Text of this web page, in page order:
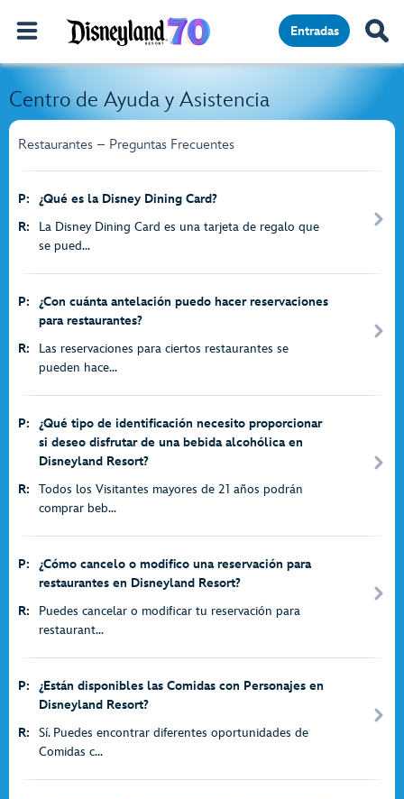
Entradas
Centro de Ayuda y Asistencia
Restaurantes – Preguntas Frecuentes
P:
¿Qué es la Disney Dining Card?
R:
La Disney Dining Card es una tarjeta de regalo que
se pued...
P:
¿Con cuánta antelación puedo hacer reservaciones
para restaurantes?
R:
Las reservaciones para ciertos restaurantes se
pueden hace...
P:
¿Qué tipo de identificación necesito proporcionar
si deseo disfrutar de una bebida alcohólica en
Disneyland Resort?
R:
Todos los Visitantes mayores de 21 años podrán
comprar beb...
P:
¿Cómo cancelo o modifico una reservación para
restaurantes en Disneyland Resort?
R:
Puedes cancelar o modificar tu reservación para
restaurant...
P:
¿Están disponibles las Comidas con Personajes en
Disneyland Resort?
R:
Sí. Puedes encontrar diferentes oportunidades de
Comidas c...